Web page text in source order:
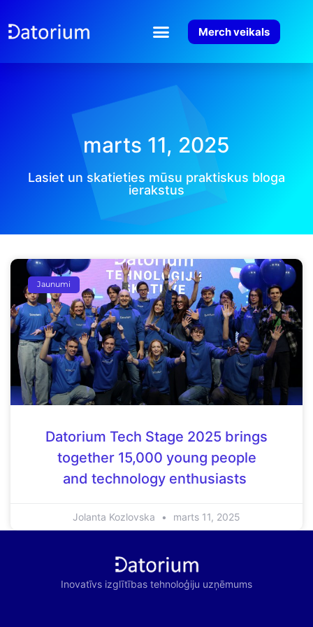
Merch veikals
marts 11, 2025
Lasiet un skatieties mūsu praktiskus bloga
ierakstus
Jaunumi
Datorium Tech Stage 2025 brings
together 15,000 young people
and technology enthusiasts
Jolanta Kozlovska marts 11, 2025
Inovatīvs izglītības tehnoloģiju uzņēmums